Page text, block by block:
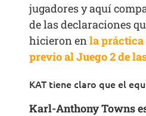
jugadores y aquí
de las declaraciones
hicieron enla práctica
previo al Juego 2 de
KAT tiene claro que el
Karl-Anthony Towns